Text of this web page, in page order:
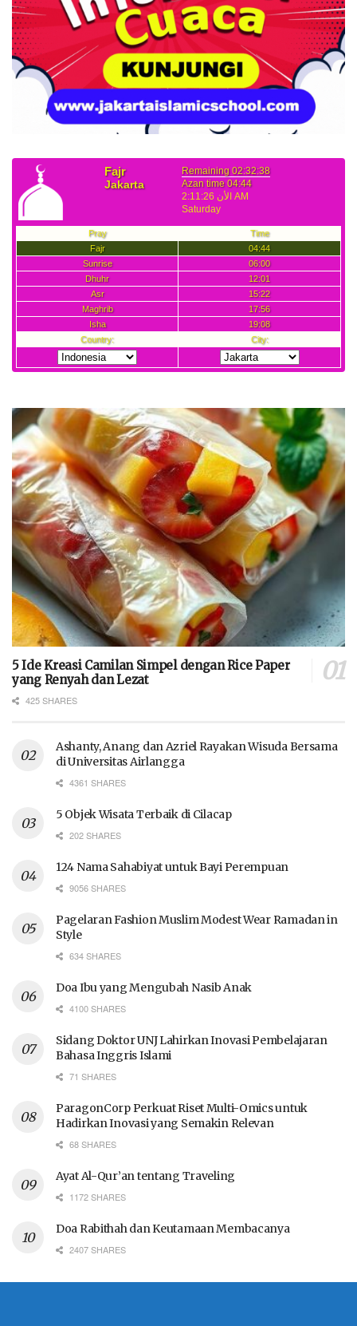
5 Ide Kreasi Camilan Simpel dengan Rice Paper
yang Renyah dan Lezat
425 SHARES
Ashanty, Anang dan Azriel Rayakan Wisuda Bersama
di Universitas Airlangga
4361 SHARES
5 Objek Wisata Terbaik di Cilacap
202 SHARES
124 Nama Sahabiyat untuk Bayi Perempuan
9056 SHARES
Pagelaran Fashion Muslim Modest Wear Ramadan in
Style
634 SHARES
Doa Ibu yang Mengubah Nasib Anak
4100 SHARES
Sidang Doktor UNJ Lahirkan Inovasi Pembelajaran
Bahasa Inggris Islami
71 SHARES
ParagonCorp Perkuat Riset Multi-Omics untuk
Hadirkan Inovasi yang Semakin Relevan
68 SHARES
Ayat Al-Qur’an tentang Traveling
1172 SHARES
Doa Rabithah dan Keutamaan Membacanya
2407 SHARES